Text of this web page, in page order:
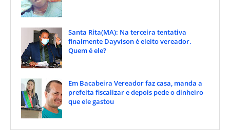
Santa Rita(MA): Na terceira tentativa
finalmente Dayvison é eleito vereador.
Quem é ele?
Em Bacabeira Vereador faz casa, manda a
prefeita fiscalizar e depois pede o dinheiro
que ele gastou